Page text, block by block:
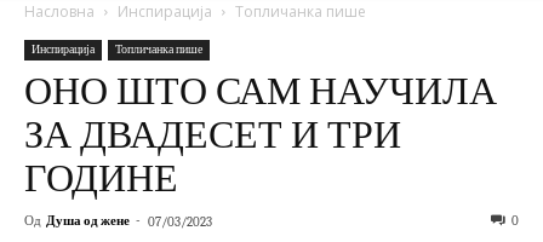
Насловна Инспирација Топличанка пише
Инспирација Топличанка пише
ОНО ШТО САМ НАУЧИЛА
ЗА ДВАДЕСЕТ И ТРИ
ГОДИНЕ
Од Душа од жене - 07/03/2023 0